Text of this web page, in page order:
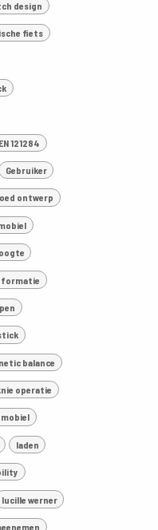
design
fiets
EN 121284
Gebruiker
ontwerp
balance
operatie
laden
lucille werner